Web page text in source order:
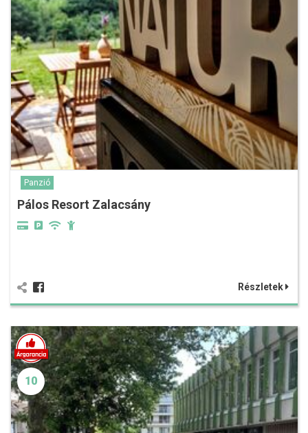
Panzió
Pálos Resort Zalacsány
Részletek
10